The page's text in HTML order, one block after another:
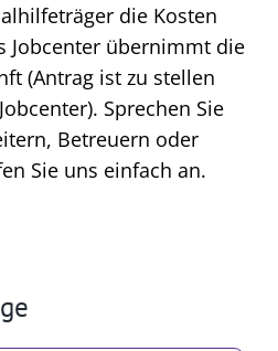
die Kosten
Jobcenter übernimmt die
(Antrag ist zu stellen
Sprechen Sie
Betreuern oder
Sie uns einfach an.